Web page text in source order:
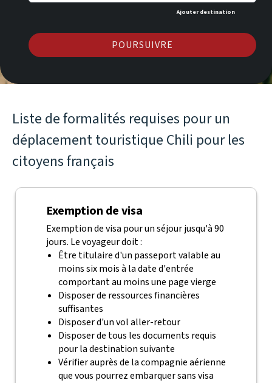
Ajouter destination
POURSUIVRE
Liste de formalités requises pour un
déplacement touristique Chili pour les
citoyens français
Exemption de visa
Exemption de visa pour un séjour jusqu'à 90
jours. Le voyageur doit :
Être titulaire d'un passeport valable au
moins six mois à la date d'entrée
comportant au moins une page vierge
Disposer de ressources financières
suffisantes
Disposer d'un vol aller-retour
Disposer de tous les documents requis
pour la destination suivante
Vérifier auprès de la compagnie aérienne
que vous pourrez embarquer sans visa